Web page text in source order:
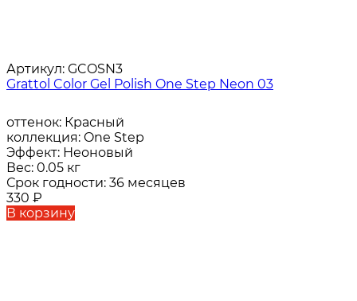
Артикул: GCOSN3
Grattol Color Gel Polish One Step Neon 03
оттенок: Красный
коллекция: One Step
Эффект: Неоновый
Вес: 0.05 кг
Срок годности: 36 месяцев
330 ₽
В корзину